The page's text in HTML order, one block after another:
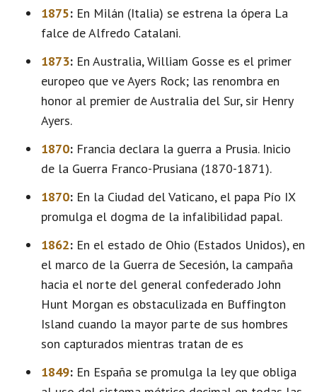
1875: En Milán (Italia) se estrena la ópera La
falce de Alfredo Catalani.
1873: En Australia, William Gosse es el primer
europeo que ve Ayers Rock; las renombra en
honor al premier de Australia del Sur, sir Henry
Ayers.
1870: Francia declara la guerra a Prusia. Inicio
de la Guerra Franco-Prusiana (1870-1871).
1870: En la Ciudad del Vaticano, el papa Pío IX
promulga el dogma de la infalibilidad papal.
1862: En el estado de Ohio (Estados Unidos), en
el marco de la Guerra de Secesión, la campaña
hacia el norte del general confederado John
Hunt Morgan es obstaculizada en Buffington
Island cuando la mayor parte de sus hombres
son capturados mientras tratan de es
1849: En España se promulga la ley que obliga